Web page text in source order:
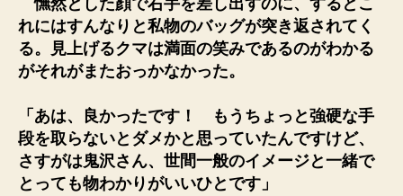
憮然とした顔で右手を差し出すのに、するとこ
れにはすんなりと私物のバッグが突き返されてく
る。見上げるクマは満面の笑みであるのがわかる
がそれがまたおっかなかった。
「あは、良かったです！ もうちょっと強硬な手
段を取らないとダメかと思っていたんですけど、
さすがは鬼沢さん、世間一般のイメージと一緒で
とっても物わかりがいいひとです」